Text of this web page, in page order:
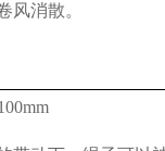
风消散。